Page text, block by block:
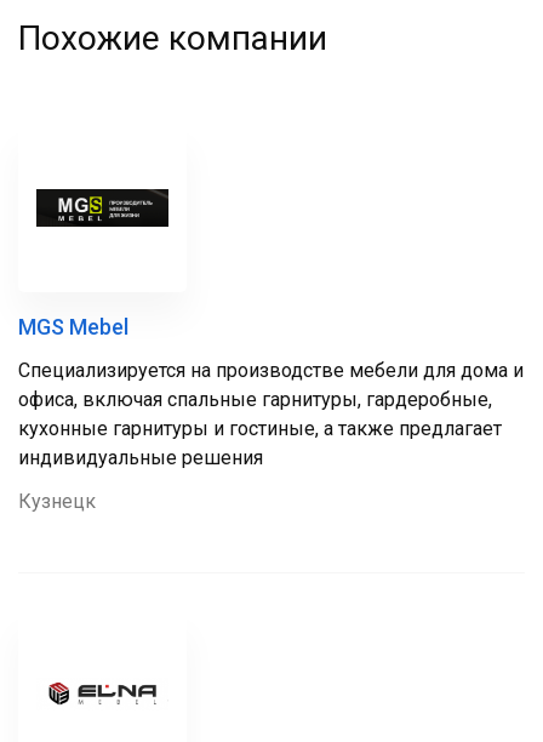
Похожие компании
MGS Mebel
Специализируется на производстве мебели для дома и
офиса, включая спальные гарнитуры, гардеробные,
кухонные гарнитуры и гостиные, а также предлагает
индивидуальные решения
Кузнецк